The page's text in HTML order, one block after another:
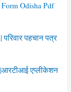
Odisha Pdf
पहचान पत्र
एप्लीकेशन